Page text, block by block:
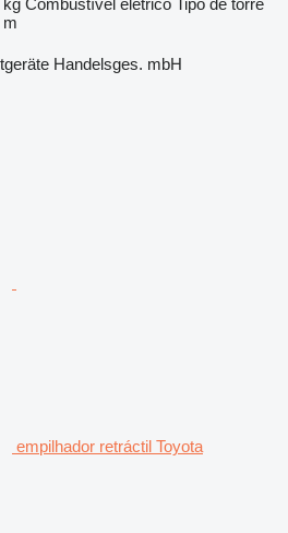
m
Handelsges. mbH
empilhador retráctil Toyota